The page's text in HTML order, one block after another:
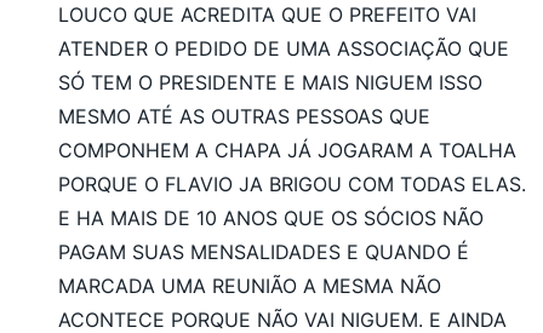
LOUCO QUE ACREDITA QUE O PREFEITO VAI
ATENDER O PEDIDO DE UMA ASSOCIAÇÃO QUE
SÓ TEM O PRESIDENTE E MAIS NIGUEM ISSO
MESMO ATÉ AS OUTRAS PESSOAS QUE
COMPONHEM A CHAPA JÁ JOGARAM A TOALHA
PORQUE O FLAVIO JA BRIGOU COM TODAS ELAS.
E HA MAIS DE 10 ANOS QUE OS SÓCIOS NÃO
PAGAM SUAS MENSALIDADES E QUANDO É
MARCADA UMA REUNIÃO A MESMA NÃO
ACONTECE PORQUE NÃO VAI NIGUEM. E AINDA